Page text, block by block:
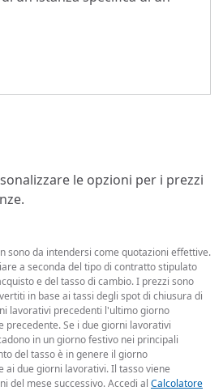
le opzioni per i prezzi
sono da intendersi come quotazioni effettive.
a seconda del tipo di contratto stipulato
e del tasso di cambio. I prezzi sono
in base ai tassi degli spot di chiusura di
lavorativi precedenti l'ultimo giorno
precedente. Se i due giorni lavorativi
in un giorno festivo nei principali
del tasso è in genere il giorno
due giorni lavorativi. Il tasso viene
del mese successivo. Accedi al Calcolatore